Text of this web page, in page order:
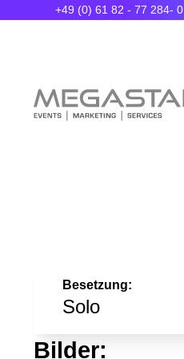
+49 (0) 61 82 - 77 284- 0
Besetzung:
Solo
Bilder: